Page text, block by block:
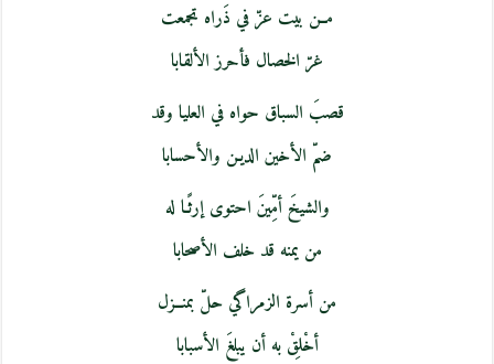
مــن بيت عزّ في ذَراه تجمعت
غرّ الخصال فأحرز الألقابا
قصبَ السباق حواه في العليا وقد
ضمّ الأخين الديـن والأحسابا
والشيخَ أمِّينَ احتوى إرثًـا له
من يمنه قد خلف الأصحابا
من أسرة الزمراگي حلّ بمنــزل
أخْلِقْ به أن يبلغَ الأسبابا